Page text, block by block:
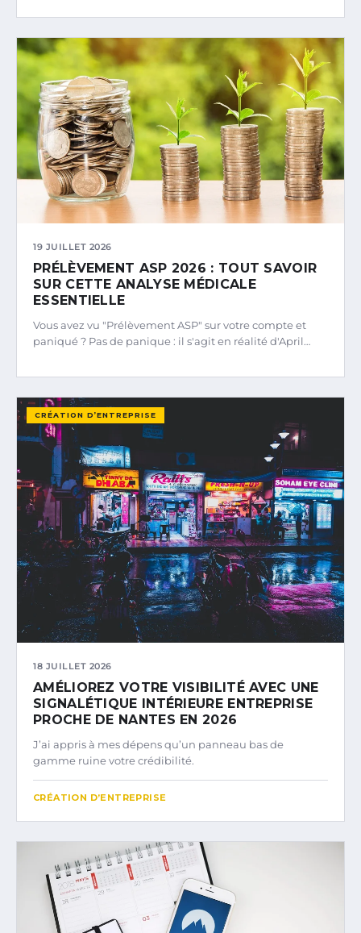
19 JUILLET 2026
PRÉLÈVEMENT ASP 2026 : TOUT SAVOIR
SUR CETTE ANALYSE MÉDICALE
ESSENTIELLE
Vous avez vu "Prélèvement ASP" sur votre compte et
paniqué ? Pas de panique : il s'agit en réalité d'April…
CRÉATION D’ENTREPRISE
18 JUILLET 2026
AMÉLIOREZ VOTRE VISIBILITÉ AVEC UNE
SIGNALÉTIQUE INTÉRIEURE ENTREPRISE
PROCHE DE NANTES EN 2026
J’ai appris à mes dépens qu’un panneau bas de
gamme ruine votre crédibilité.
CRÉATION D’ENTREPRISE